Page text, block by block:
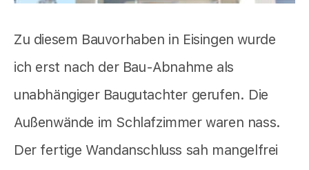
Zu diesem Bauvorhaben in Eisingen wurde
ich erst nach der Bau-Abnahme als
unabhängiger Baugutachter gerufen. Die
Außenwände im Schlafzimmer waren nass.
Der fertige Wandanschluss sah mangelfrei